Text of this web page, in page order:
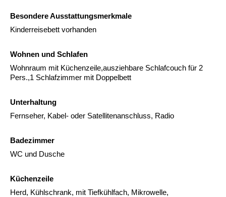
Besondere Ausstattungsmerkmale
Kinderreisebett vorhanden
Wohnen und Schlafen
Wohnraum mit Küchenzeile,ausziehbare Schlafcouch für 2
Pers.,1 Schlafzimmer mit Doppelbett
Unterhaltung
Fernseher, Kabel- oder Satellitenanschluss, Radio
Badezimmer
WC und Dusche
Küchenzeile
Herd, Kühlschrank, mit Tiefkühlfach, Mikrowelle,